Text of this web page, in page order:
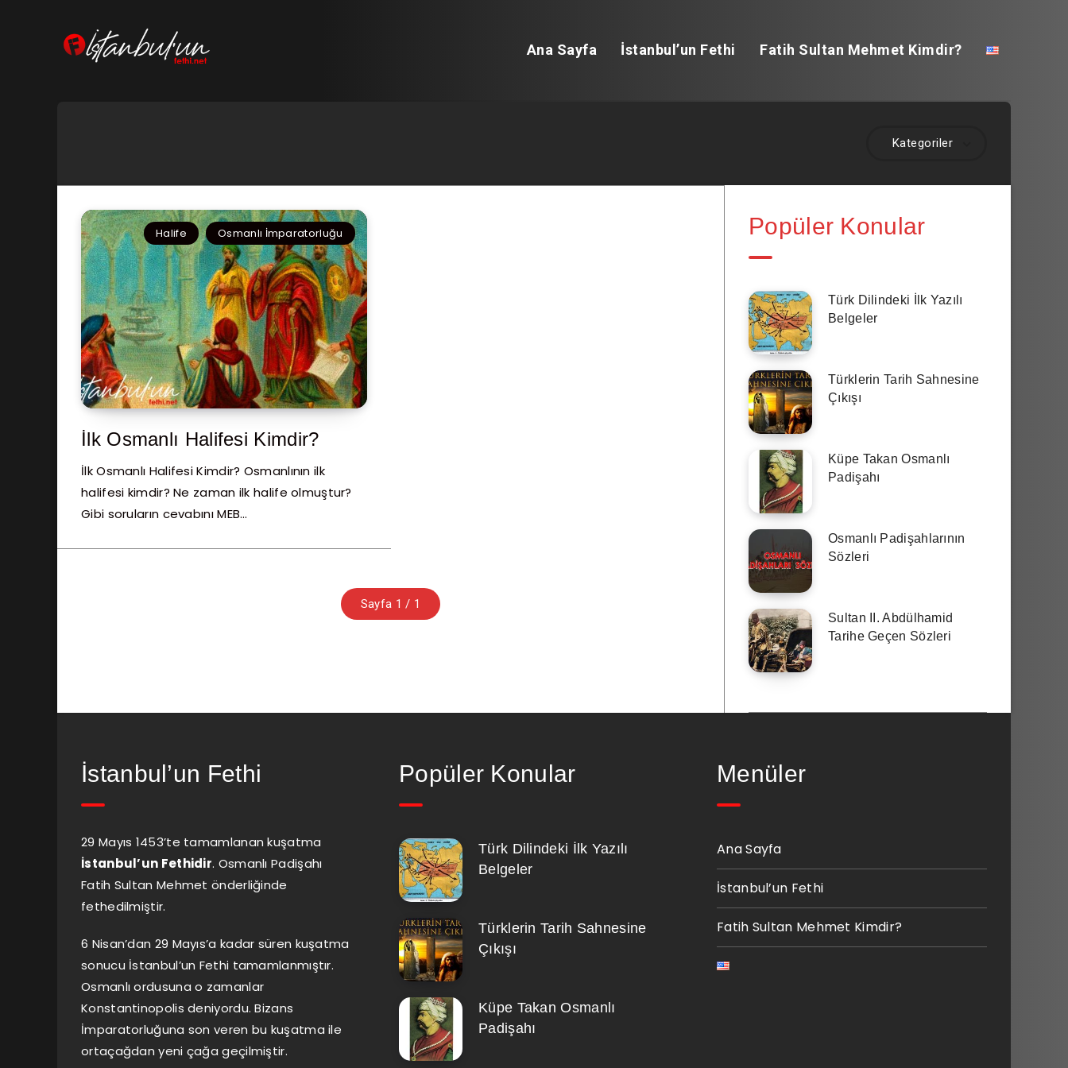
Ana Sayfa İstanbul’un Fethi Fatih Sultan Mehmet Kimdir?
Kategoriler
Halife Osmanlı İmparatorluğu
İlk Osmanlı Halifesi Kimdir?
İlk Osmanlı Halifesi Kimdir? Osmanlının ilk
halifesi kimdir? Ne zaman ilk halife olmuştur?
Gibi soruların cevabını MEB…
Sayfa 1 / 1
Popüler Konular
Türk Dilindeki İlk Yazılı
Belgeler
Türklerin Tarih Sahnesine
Çıkışı
Küpe Takan Osmanlı
Padişahı
Osmanlı Padişahlarının
Sözleri
Sultan II. Abdülhamid
Tarihe Geçen Sözleri
İstanbul’un Fethi
29 Mayıs 1453’te tamamlanan kuşatma
İstanbul’un Fethidir. Osmanlı Padişahı
Fatih Sultan Mehmet önderliğinde
fethedilmiştir.
6 Nisan’dan 29 Mayıs’a kadar süren kuşatma
sonucu İstanbul’un Fethi tamamlanmıştır.
Osmanlı ordusuna o zamanlar
Konstantinopolis deniyordu. Bizans
İmparatorluğuna son veren bu kuşatma ile
ortaçağdan yeni çağa geçilmiştir.
Popüler Konular
Türk Dilindeki İlk Yazılı
Belgeler
Türklerin Tarih Sahnesine
Çıkışı
Küpe Takan Osmanlı
Padişahı
Menüler
Ana Sayfa
İstanbul’un Fethi
Fatih Sultan Mehmet Kimdir?